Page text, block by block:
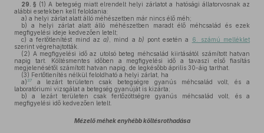
29. § (1) A betegség miatt elrendelt helyi zárlatot a hatósági állatorvosnak az
alábbi esetekben kell feloldania:
a) a helyi zárlat alatt álló méhészetben már nincs élő méh;
b) a helyi zárlat alatt álló méhészetben maradt élő méhcsalád és ezek
megfigyelési ideje kedvezően letelt;
c) a fertőtlenítést mind aza) , mind a b) pont esetén a
6. számú melléklet
szerint végrehajtották.
(2) A megfigyelési idő az utolsó beteg méhcsalád kiirtásától számított hatvan
napig tart. Költésmentes időben a megfigyelési idő a tavaszi első fiasítás
megjelenésétől számított hatvan napig, de legkésőbb április 30-áig tarthat.
(3) Fertőtlenítés nélkül feloldható a helyi zárlat, ha
a) 37
a lezárt területen csak betegségre gyanús méhcsalád volt, és a
laboratóriumi vizsgálat a betegség gyanúját is kizárta;
b) a lezárt területen csak fertőzöttségre gyanús méhcsalád volt, és a
megfigyelési idő kedvezően letelt.
Mézelő méhek enyhébb költésrothadása